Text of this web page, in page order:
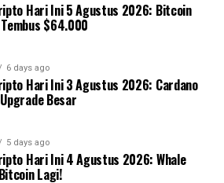
Hari Ini 5 Agustus 2026: Bitcoin
$64.000
6 days ago
Hari Ini 3 Agustus 2026: Cardano
Besar
5 days ago
Hari Ini 4 Agustus 2026: Whale
Lagi!